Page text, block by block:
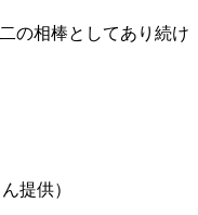
の相棒としてあり続け
提供）